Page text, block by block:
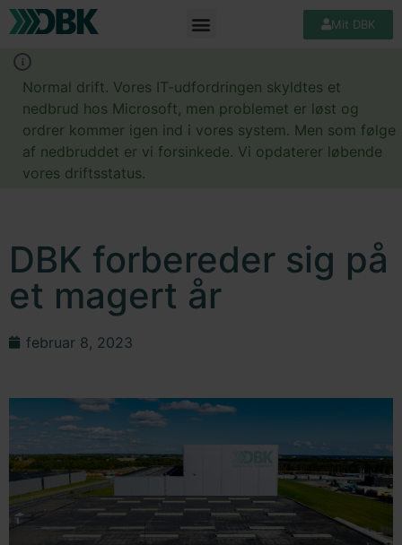
Mit DBK
Normal drift. Vores IT-udfordringen skyldtes et
nedbrud hos Microsoft, men problemet er løst og
ordrer kommer igen ind i vores system. Men som følge
af nedbruddet er vi forsinkede. Vi opdaterer løbende
vores driftsstatus.
DBK forbereder sig på
et magert år
februar 8, 2023